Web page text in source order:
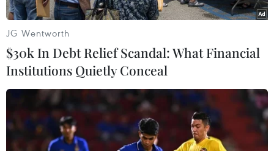
#Tour de France #Bách niên #Kỷ niệm
#Doping
#Lộ trình
Theo dõi VietnamPlus
JG Wentworth
$30k In Debt Relief Scandal: What Financial
Institutions Quietly Conceal